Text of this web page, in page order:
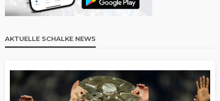
AKTUELLE SCHALKE NEWS